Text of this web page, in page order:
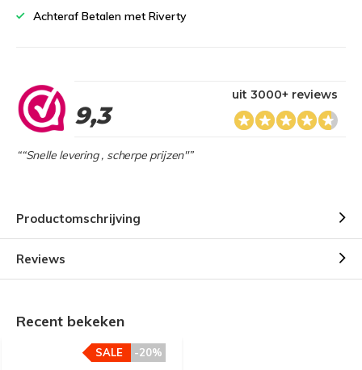
Achteraf Betalen met Riverty
9,3
uit 3000+ reviews
““Snelle levering , scherpe prijzen"”
Productomschrijving
Reviews
Recent bekeken
-20%
SALE